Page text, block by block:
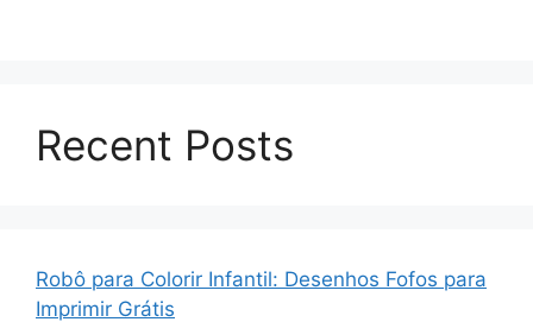
Recent Posts
Robô para Colorir Infantil: Desenhos Fofos para
Imprimir Grátis